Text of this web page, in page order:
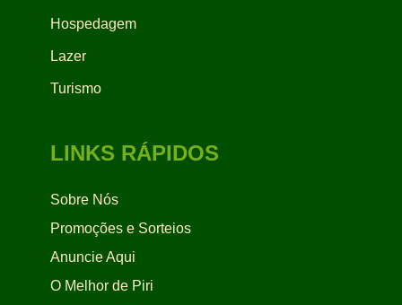
Hospedagem
Lazer
Turismo
LINKS RÁPIDOS
Sobre Nós
Promoções e Sorteios
Anuncie Aqui
O Melhor de Piri